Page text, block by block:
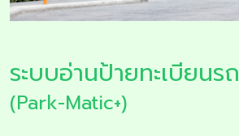
ระบบอ่านป้ายทะเบียนรถ
(Park-Matic+)